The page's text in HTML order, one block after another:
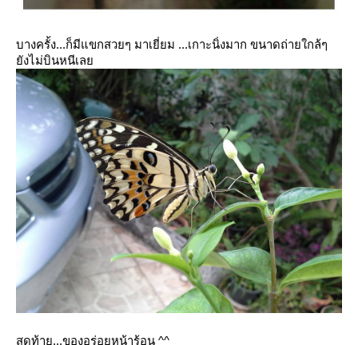
บางครั้ง...ก็มีแขกสวยๆ มาเยี่ยม ...เกาะนิ่งมาก ขนาดถ่ายใกล้ๆ
ังไม่บินหนีเล
สุดท้าย...ของอร่อยหน้าร้อน ^^